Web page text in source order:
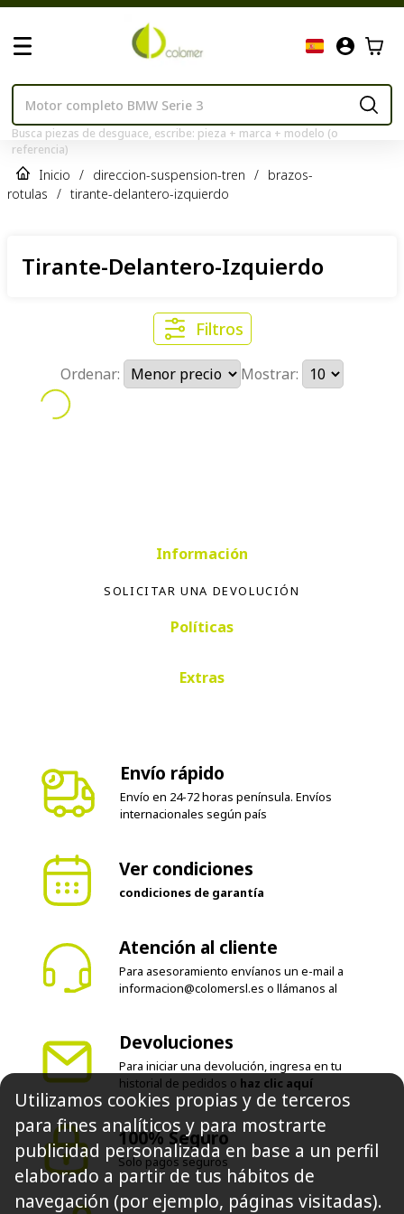
Busca piezas de desguace, escribe: pieza + marca + modelo (o
referencia)
Inicio / direccion-suspension-tren / brazos-
rotulas / tirante-delantero-izquierdo
Tirante-Delantero-Izquierdo
Filtros
Ordenar: Mostrar:
Información
SOLICITAR UNA DEVOLUCIÓN
Políticas
Extras
Envío rápido
Envío en 24-72 horas península. Envíos
internacionales según país
Ver condiciones
condiciones de garantía
Atención al cliente
Para asesoramiento envíanos un e-mail a
informacion@colomersl.es o llámanos al
Devoluciones
Para iniciar una devolución, ingresa en tu
historial de pedidos o haz clic aquí
100% Seguro
Solo pagos seguros
Utilizamos cookies propias y de terceros
para fines analíticos y para mostrarte
publicidad personalizada en base a un perfil
elaborado a partir de tus hábitos de
navegación (por ejemplo, páginas visitadas).